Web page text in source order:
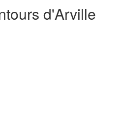
d'Arville